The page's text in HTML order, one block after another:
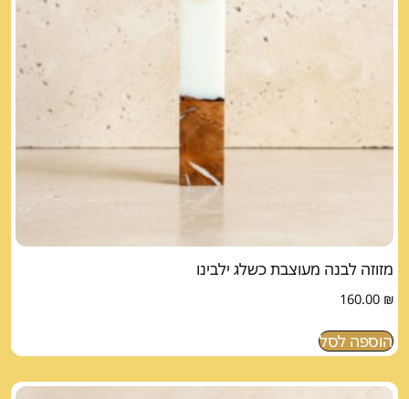
מזוזה לבנה מעוצבת כשלג ילבינו
160.00 ₪
הוספה לסל